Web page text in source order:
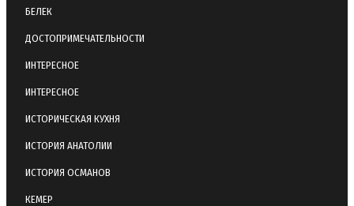
БЕЛЕК
ДОСТОПРИМЕЧАТЕЛЬНОСТИ
ИНТЕРЕСНОЕ
ИНТЕРЕСНОЕ
ИСТОРИЧЕСКАЯ КУХНЯ
ИСТОРИЯ АНАТОЛИИ
ИСТОРИЯ ОСМАНОВ
КЕМЕР